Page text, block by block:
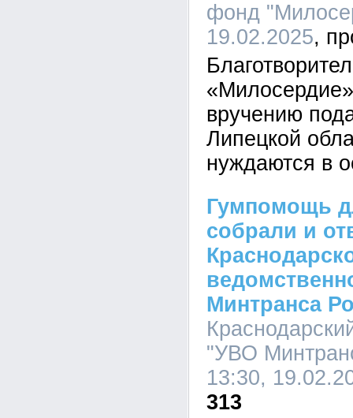
фонд
19.02.2025
вручению
Липецкой
нуждаются в
Гумпомощь
собрали и
Минтранса
"УВО
13:30,
313